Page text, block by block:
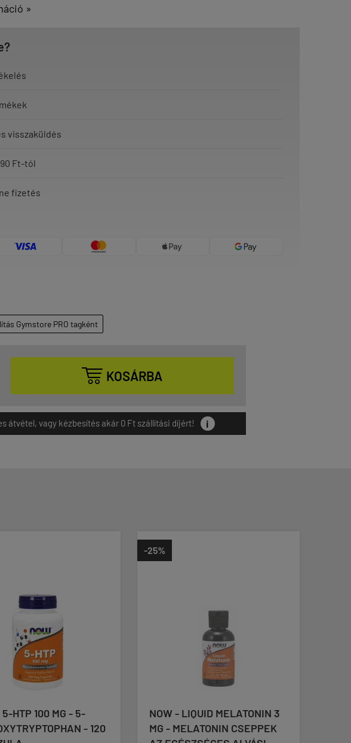
»
visszaküldés
Ft-tól
fizetés
Gymstore PRO tagként
 KOSÁRBA
átvétel, vagy kézbesítés akár 0 Ft szállítási díjért! i
5-HTP 100 MG - 5-
- 120
-25%
NOW - LIQUID MELATONIN 3
MG - MELATONIN CSEPPEK